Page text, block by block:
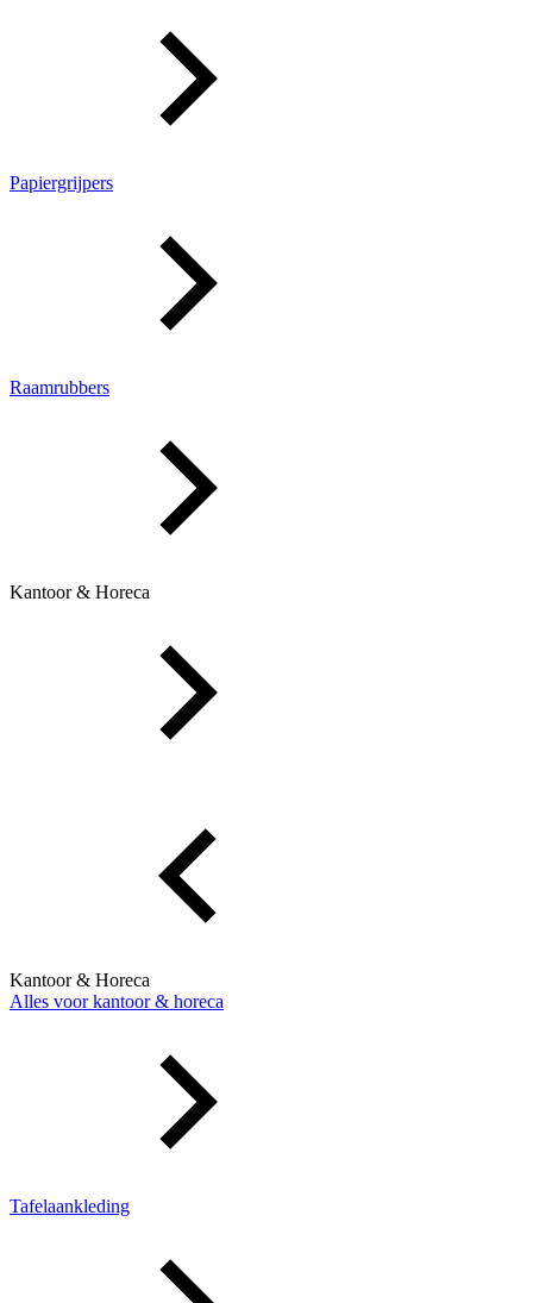
Papiergrijpers
Raamrubbers
Kantoor & Horeca
Kantoor & Horeca
Alles voor kantoor & horeca
Tafelaankleding